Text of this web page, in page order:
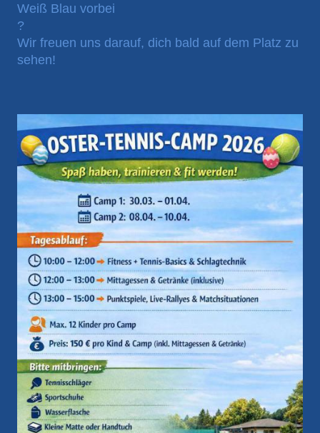
Weiß Blau vorbei
?
Wir freuen uns darauf, dich bald auf dem Platz zu
sehen!